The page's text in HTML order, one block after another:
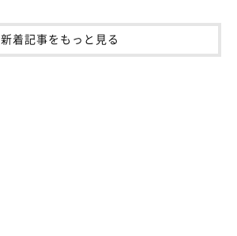
新着記事をもっと見る